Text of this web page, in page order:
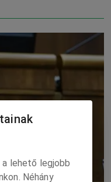
a lehető legjobb
Néhány